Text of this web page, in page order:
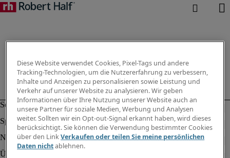
Diese Website verwendet Cookies, Pixel-Tags und andere
Tracking-Technologien, um die Nutzererfahrung zu verbessern,
Inhalte und Anzeigen zu personalisieren sowie Leistung und
Verkehr auf unserer Website zu analysieren. Wir geben
Informationen über Ihre Nutzung unserer Website auch an
unsere Partner für soziale Medien, Werbung und Analysen
weiter. Sollten wir ein Opt-out-Signal erkannt haben, wird dieses
berücksichtigt. Sie können die Verwendung bestimmter Cookies
über den LinkVerkaufen oder teilen Sie meine persönlichen
Daten nichtablehnen.